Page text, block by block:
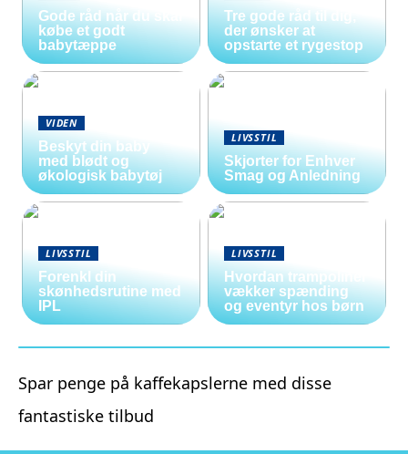
Gode råd når du skal
købe et godt
babytæppe
Tre gode råd til dig,
der ønsker at
opstarte et rygestop
VIDEN
Beskyt din baby
med blødt og
økologisk babytøj
LIVSSTIL
Skjorter for Enhver
Smag og Anledning
LIVSSTIL
Forenkl din
skønhedsrutine med
IPL
LIVSSTIL
Hvordan trampoliner
vækker spænding
og eventyr hos børn
Spar penge på kaffekapslerne med disse
fantastiske tilbud